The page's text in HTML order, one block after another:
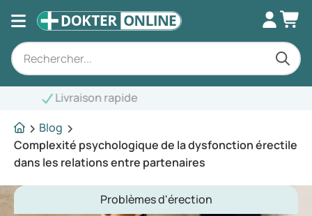
Blog
Complexité psychologique de la dysfonction érectile
dans les relations entre partenaires
Problèmes d'érection